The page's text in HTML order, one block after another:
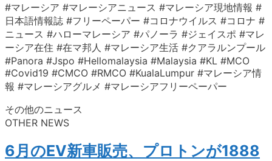
#マレーシア #マレーシアニュース #マレーシア現地情報 #
日本語情報誌 #フリーペーパー #コロナウイルス #コロナ #
ニュース #ハローマレーシア #パノーラ #ジェイスポ #マレ
ーシア在住 #在マ邦人 #マレーシア生活 #クアラルンプール
#Panora #Jspo #Hellomalaysia #Malaysia #KL #MCO
#Covid19 #CMCO #RMCO #KualaLumpur #マレーシア情
報 #マレーシアグルメ #マレーシアフリーペーパー
その他のニュース
OTHER NEWS
6月のEV新車販売、プロトンが1888